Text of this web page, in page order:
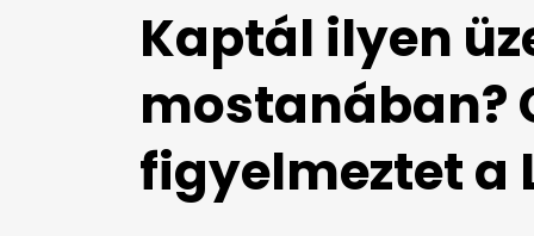
Kaptál ilyen
mostanában?
figyelmeztet a